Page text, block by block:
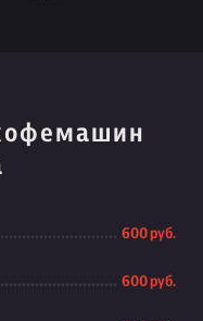
600 руб.
600 руб.